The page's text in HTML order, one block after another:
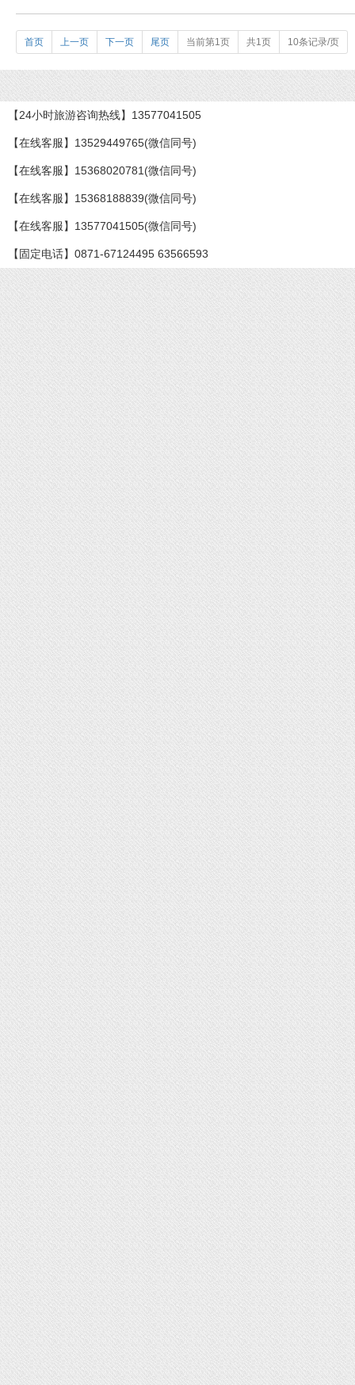
首页 上一页 下一页 尾页 当前第1页 共1页 10条记录/页
【24小时旅游咨询热线】13577041505
【在线客服】13529449765(微信同号)
【在线客服】15368020781(微信同号)
【在线客服】15368188839(微信同号)
【在线客服】13577041505(微信同号)
【固定电话】0871-67124495 63566593